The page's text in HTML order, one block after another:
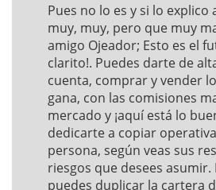
Pues no lo es y si lo explico
muy, muy, pero que muy
amigo Ojeador; Esto es el
clarito!. Puedes darte de
cuenta, comprar y vender
gana, con las comisiones
mercado y ¡aquí está lo
dedicarte a copiar
persona, según veas sus
riesgos que desees
puedes duplicar la cartera